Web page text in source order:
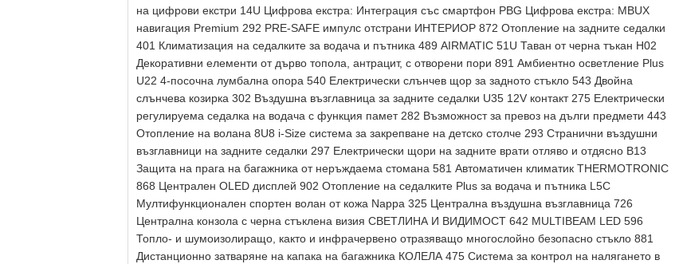
на цифрови екстри 14U Цифрова екстра: Интеграция със смартфон PBG Цифрова екстра: MBUX
навигация Premium 292 PRE-SAFE импулс отстрани ИНТЕРИОР 872 Отопление на задните седалки
401 Климатизация на седалките за водача и пътника 489 AIRMATIC 51U Таван от черна тъкан H02
Декоративни елементи от дърво топола, антрацит, с отворени пори 891 Амбиентно осветление Plus
U22 4-посочна лумбална опора 540 Електрически слънчев щор за задното стъкло 543 Двойна
слънчева козирка 302 Въздушна възглавница за задните седалки U35 12V контакт 275 Електрически
регулируема седалка на водача с функция памет 282 Възможност за превоз на дълги предмети 443
Отопление на волана 8U8 i-Size система за закрепване на детско столче 293 Странични въздушни
възглавници на задните седалки 297 Електрически щори на задните врати отляво и отдясно B13
Защита на прага на багажника от неръждаема стомана 581 Автоматичен климатик THERMOTRONIC
868 Централен OLED дисплей 902 Отопление на седалките Plus за водача и пътника L5C
Мултифункционален спортен волан от кожа Nappa 325 Централна въздушна възглавница 726
Централна конзола с черна стъклена визия СВЕТЛИНА И ВИДИМОСТ 642 MULTIBEAM LED 596
Топло- и шумоизолиращо, както и инфрачервено отразяващо многослойно безопасно стъкло 881
Дистанционно затваряне на капака на багажника КОЛЕЛА 475 Система за контрол на налягането в